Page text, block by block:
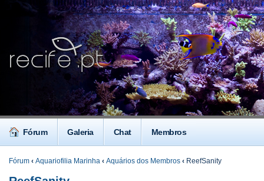
Fórum Galeria Chat Membros
Fórum ‹ Aquariofilia Marinha ‹ Aquários dos Membros ‹ ReefSanity